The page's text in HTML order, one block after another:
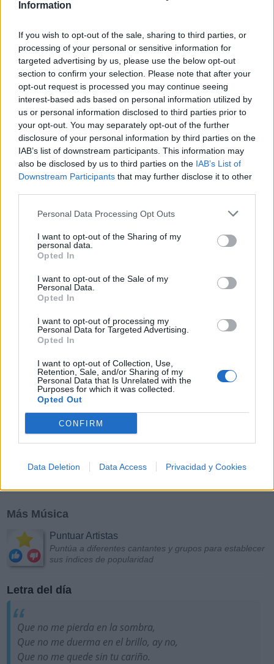
Information
If you wish to opt-out of the sale, sharing to third parties, or
processing of your personal or sensitive information for
targeted advertising by us, please use the below opt-out
section to confirm your selection. Please note that after your
opt-out request is processed you may continue seeing
interest-based ads based on personal information utilized by
us or personal information disclosed to third parties prior to
your opt-out. You may separately opt-out of the further
disclosure of your personal information by third parties on the
IAB’s list of downstream participants. This information may
also be disclosed by us to third parties on the IAB’s List of
Downstream Participants that may further disclose it to other
Personal Data Processing Opt Outs
I want to opt-out of the Sharing of my
personal data.
Opted In
I want to opt-out of the Sale of my
Personal Data.
Opted In
I want to opt-out of processing my
Personal Data for Targeted Advertising.
Opted In
I want to opt-out of Collection, Use,
Retention, Sale, and/or Sharing of my
Personal Data that Is Unrelated with the
Purposes for which it was collected.
Opted Out
CONFIRM
Data Deletion Data Access Privacidad y Cookies
🪐🚀 Canciones para Ver las Estrellas:
Psicodelia y Space Rock 🎸✨
🌌🚀 Viaje intergaláctico: la mejor selección de
psicodelia, space rock y atmósferas cósmicas para
tus noches de astronomía. 🪐🎸 Desconecta, mira
al firmamento y siente la gravedad cero. 💾 ¡Guarda
esta colección para tu próxima noche estrellada!
✨⭐
Letras Top Artistas Playlists
B C D E F G H K
N O
Z #
Más Música
Puntuar Artistas
Puntúa a diferentes cantantes y grupos para establecer
sus índices de popularidad
Letra del día
Que no me pierda en la sombra,
Que no me duerma en el brillo, ay no,
Que no me quede sin tu cariño.